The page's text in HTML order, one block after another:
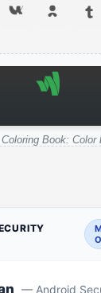
Book: Color
— Android